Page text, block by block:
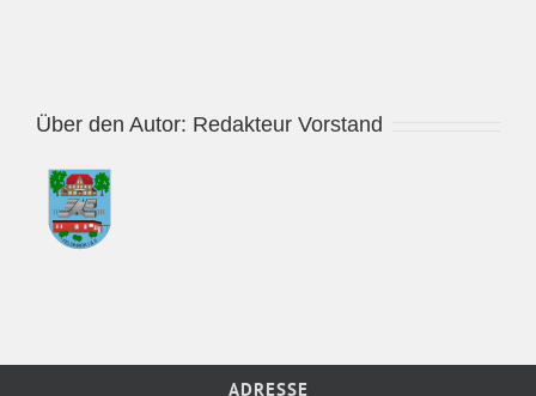
Über den Autor: Redakteur Vorstand
ADRESSE